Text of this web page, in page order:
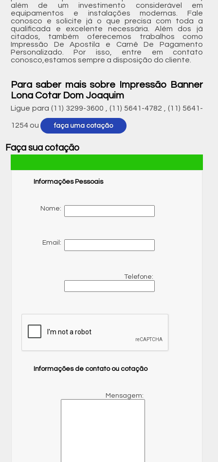
além de um investimento considerável em
equipamentos e instalações modernas. Fale
conosco e solicite já o que precisa com toda a
qualificada e excelente necessária. Além dos já
citados, também oferecemos trabalhos como
Impressão De Apostila e Carnê De Pagamento
Personalizado. Por isso, entre em contato
conosco,estamos sempre a disposição do cliente.
Para saber mais sobre Impressão Banner
Lona Cotar Dom Joaquim
Ligue para (11) 3299-3600 ,(11) 5641-4782 ,(11) 5641-
1254 ou faça uma cotação
Faça sua cotação
Informações Pessoais
Nome:
Email:
Telefone:
Informações de contato ou cotação
Mensagem: